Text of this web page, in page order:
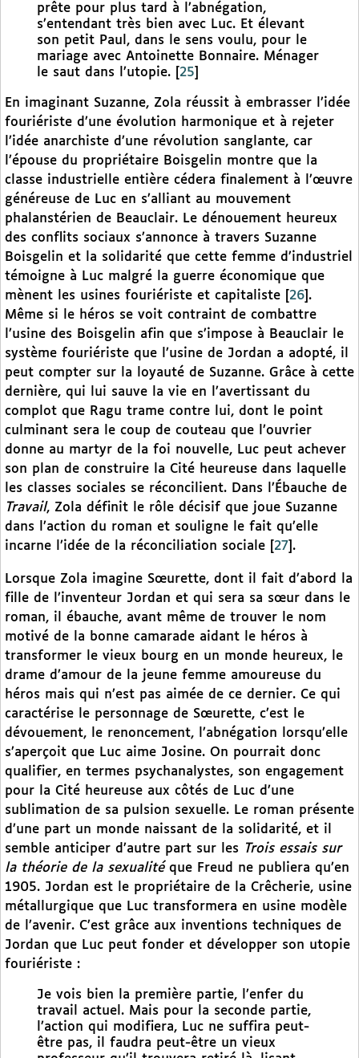
prête pour plus tard à l’abnégation,
s’entendant très bien avec Luc. Et élevant
son petit Paul, dans le sens voulu, pour le
mariage avec Antoinette Bonnaire. Ménager
le saut dans l’utopie.
25
En imaginant Suzanne, Zola réussit à embrasser l’idée
fouriériste d’une évolution harmonique et à rejeter
l’idée anarchiste d’une révolution sanglante, car
l’épouse du propriétaire Boisgelin montre que la
classe industrielle entière cédera finalement à l’œuvre
généreuse de Luc en s’alliant au mouvement
phalanstérien de Beauclair. Le dénouement heureux
des conflits sociaux s’annonce à travers Suzanne
Boisgelin et la solidarité que cette femme d’industriel
témoigne à Luc malgré la guerre économique que
mènent les usines fouriériste et capitaliste
26 .
Même si le héros se voit contraint de combattre
l’usine des Boisgelin afin que s’impose à Beauclair le
système fouriériste que l’usine de Jordan a adopté, il
peut compter sur la loyauté de Suzanne. Grâce à cette
dernière, qui lui sauve la vie en l’avertissant du
complot que Ragu trame contre lui, dont le point
culminant sera le coup de couteau que l’ouvrier
donne au martyr de la foi nouvelle, Luc peut achever
son plan de construire la Cité heureuse dans laquelle
les classes sociales se réconcilient. Dans l’Ébauche de
Travail, Zola définit le rôle décisif que joue Suzanne
dans l’action du roman et souligne le fait qu’elle
incarne l’idée de la réconciliation sociale
27 .
Lorsque Zola imagine Sœurette, dont il fait d’abord la
fille de l’inventeur Jordan et qui sera sa sœur dans le
roman, il ébauche, avant même de trouver le nom
motivé de la bonne camarade aidant le héros à
transformer le vieux bourg en un monde heureux, le
drame d’amour de la jeune femme amoureuse du
héros mais qui n’est pas aimée de ce dernier. Ce qui
caractérise le personnage de Sœurette, c’est le
dévouement, le renoncement, l’abnégation lorsqu’elle
s’aperçoit que Luc aime Josine. On pourrait donc
qualifier, en termes psychanalystes, son engagement
pour la Cité heureuse aux côtés de Luc d’une
sublimation de sa pulsion sexuelle. Le roman présente
d’une part un monde naissant de la solidarité, et il
semble anticiper d’autre part sur les Trois essais sur
la théorie de la sexualitéque Freud ne publiera qu’en
1905. Jordan est le propriétaire de la Crêcherie, usine
métallurgique que Luc transformera en usine modèle
de l’avenir. C’est grâce aux inventions techniques de
Jordan que Luc peut fonder et développer son utopie
fouriériste :
Je vois bien la première partie, l’enfer du
travail actuel. Mais pour la seconde partie,
l’action qui modifiera, Luc ne suffira peut-
être pas, il faudra peut-être un vieux